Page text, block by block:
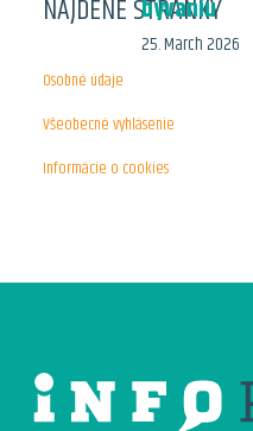
bývaniu
25. March 2026
finančne náročná,
využijete program
dom. Táto služba
ekologickú
NÁJDENÉ STRÁNKY
Osobné údaje
Všeobecné vyhlásenie
Informácie o cookies